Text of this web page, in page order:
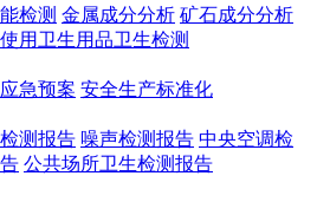
检测 金属成分分析 矿石成分分析
用卫生用品卫生检测
急预案 安全生产标准化
测报告 噪声检测报告 中央空调检
公共场所卫生检测报告